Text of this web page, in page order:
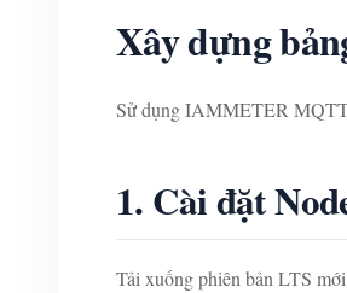
Xây dựng
Sử dụng IAMMETER
1. Cài đặt
Tải xuống phiên bản LTS